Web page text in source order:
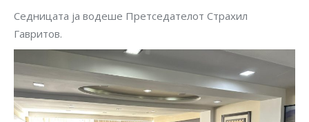
Седницата ја водеше Претседателот Страхил
Гавритов.